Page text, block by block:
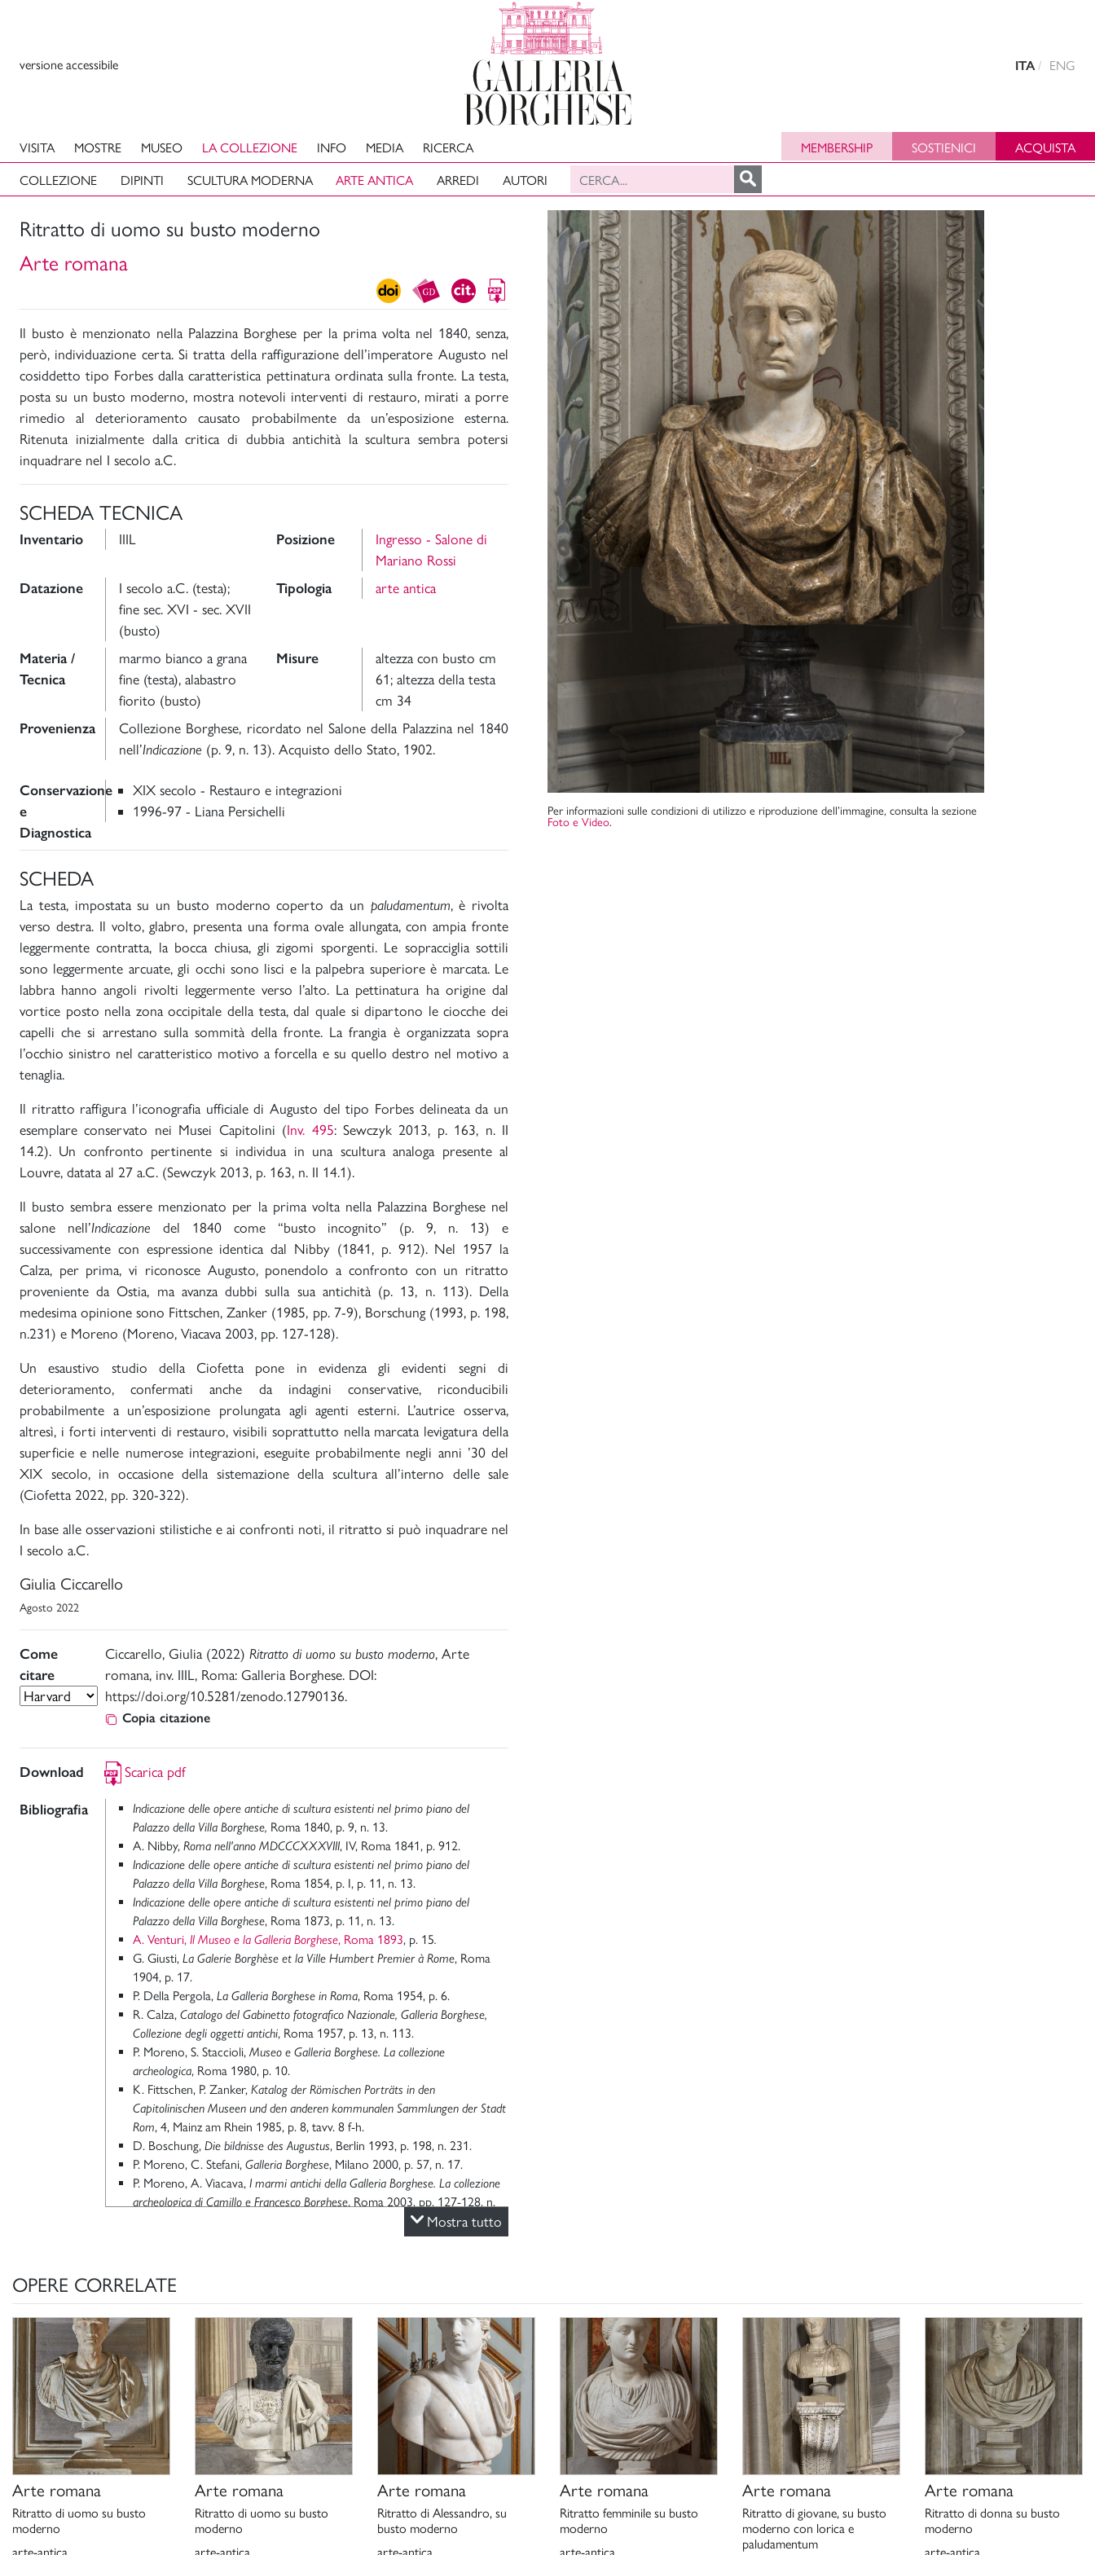
versione accessibile ITA ENG
VISITA MOSTRE MUSEO LA COLLEZIONE
COLLEZIONE DIPINTI SCULTURA MODERNA ARTE ANTICA ARREDI AUTORI
INFO MEDIA RICERCA MEMBERSHIP SOSTIENICI ACQUISTA
Ritratto di uomo su busto moderno
Arte romana
Il busto è menzionato nella Palazzina Borghese per la prima volta nel 1840, senza,
però, individuazione certa. Si tratta della raffigurazione dell’imperatore Augusto nel
cosiddetto tipo Forbes dalla caratteristica pettinatura ordinata sulla fronte. La testa,
posta su un busto moderno, mostra notevoli interventi di restauro, mirati a porre
rimedio al deterioramento causato probabilmente da un’esposizione esterna.
Ritenuta inizialmente dalla critica di dubbia antichità la scultura sembra potersi
inquadrare nel I secolo a.C.
SCHEDA TECNICA
Inventario IIIL Posizione
Ingresso - Salone di
Mariano Rossi
Datazione
I secolo a.C. (testa);
fine sec. XVI - sec. XVII
(busto)
Tipologia arte antica
Materia /
Tecnica
marmo bianco a grana
fine (testa), alabastro
fiorito (busto)
Misure
altezza con busto cm
61; altezza della testa
cm 34
Provenienza
Collezione Borghese, ricordato nel Salone della Palazzina nel 1840
nell’Indicazione (p. 9, n. 13). Acquisto dello Stato, 1902.
Conservazione
e
Diagnostica
XIX secolo - Restauro e integrazioni
1996-97 - Liana Persichelli
SCHEDA
La testa, impostata su un busto moderno coperto da un paludamentum, è rivolta
verso destra. Il volto, glabro, presenta una forma ovale allungata, con ampia fronte
leggermente contratta, la bocca chiusa, gli zigomi sporgenti. Le sopracciglia sottili
sono leggermente arcuate, gli occhi sono lisci e la palpebra superiore è marcata. Le
labbra hanno angoli rivolti leggermente verso l’alto. La pettinatura ha origine dal
vortice posto nella zona occipitale della testa, dal quale si dipartono le ciocche dei
capelli che si arrestano sulla sommità della fronte. La frangia è organizzata sopra
l’occhio sinistro nel caratteristico motivo a forcella e su quello destro nel motivo a
tenaglia.
Il ritratto raffigura l’iconografia ufficiale di Augusto del tipo Forbes delineata da un
esemplare conservato nei Musei Capitolini (Inv. 495: Sewczyk 2013, p. 163, n. II
14.2). Un confronto pertinente si individua in una scultura analoga presente al
Louvre, datata al 27 a.C. (Sewczyk 2013, p. 163, n. II 14.1).
Il busto sembra essere menzionato per la prima volta nella Palazzina Borghese nel
salone nell’Indicazione del 1840 come “busto incognito” (p. 9, n. 13) e
successivamente con espressione identica dal Nibby (1841, p. 912). Nel 1957 la
Calza, per prima, vi riconosce Augusto, ponendolo a confronto con un ritratto
proveniente da Ostia, ma avanza dubbi sulla sua antichità (p. 13, n. 113). Della
medesima opinione sono Fittschen, Zanker (1985, pp. 7-9), Borschung (1993, p. 198,
n.231) e Moreno (Moreno, Viacava 2003, pp. 127-128).
Un esaustivo studio della Ciofetta pone in evidenza gli evidenti segni di
deterioramento, confermati anche da indagini conservative, riconducibili
probabilmente a un’esposizione prolungata agli agenti esterni. L’autrice osserva,
altresì, i forti interventi di restauro, visibili soprattutto nella marcata levigatura della
superficie e nelle numerose integrazioni, eseguite probabilmente negli anni ’30 del
XIX secolo, in occasione della sistemazione della scultura all’interno delle sale
(Ciofetta 2022, pp. 320-322).
In base alle osservazioni stilistiche e ai confronti noti, il ritratto si può inquadrare nel
I secolo a.C.
Giulia Ciccarello
Agosto 2022
Come
citare
Ciccarello, Giulia (2022) Ritratto di uomo su busto moderno, Arte
romana, inv. IIIL, Roma: Galleria Borghese. DOI:
https://doi.org/10.5281/zenodo.12790136.
Copia citazione
Download Scarica pdf
Bibliografia
Indicazione delle opere antiche di scultura esistenti nel primo piano del
Palazzo della Villa Borghese, Roma 1840, p. 9, n. 13.
A. Nibby, Roma nell'anno MDCCCXXXVIII, IV, Roma 1841, p. 912.
Indicazione delle opere antiche di scultura esistenti nel primo piano del
Palazzo della Villa Borghese, Roma 1854, p. I, p. 11, n. 13.
Indicazione delle opere antiche di scultura esistenti nel primo piano del
Palazzo della Villa Borghese, Roma 1873, p. 11, n. 13.
A. Venturi, Il Museo e la Galleria Borghese, Roma 1893, p. 15.
G. Giusti, La Galerie Borghèse et la Ville Humbert Premier à Rome, Roma
1904, p. 17.
P. Della Pergola, La Galleria Borghese in Roma, Roma 1954, p. 6.
R. Calza, Catalogo del Gabinetto fotografico Nazionale, Galleria Borghese,
Collezione degli oggetti antichi, Roma 1957, p. 13, n. 113.
P. Moreno, S. Staccioli, Museo e Galleria Borghese. La collezione
archeologica, Roma 1980, p. 10.
K. Fittschen, P. Zanker, Katalog der Römischen Porträts in den
Capitolinischen Museen und den anderen kommunalen Sammlungen der Stadt
Rom, 4, Mainz am Rhein 1985, p. 8, tavv. 8 f-h.
D. Boschung, Die bildnisse des Augustus, Berlin 1993, p. 198, n. 231.
P. Moreno, C. Stefani, Galleria Borghese, Milano 2000, p. 57, n. 17.
P. Moreno, A. Viacava, I marmi antichi della Galleria Borghese. La collezione
archeologica di Camillo e Francesco Borghese, Roma 2003, pp. 127-128, n.
, in “Augusto”, Milano
S. Ciofetta, cat. A. 12, in “Galleria Borghese. Catalogo Generale. I.
Scultura moderna”, a cura di A. Coliva, Roma 2022, pp. 320-322.
Scheda di catalogo 12/99000468, G. Ciccarello 2020.
Mostra tutto
Per informazioni sulle condizioni di utilizzo e riproduzione dell’immagine, consulta la sezione
Foto e Video.
OPERE CORRELATE
Arte romana
Ritratto di uomo su busto
moderno
Arte romana
Ritratto di uomo su busto
moderno
Arte romana
Ritratto di Alessandro, su
busto moderno
Arte romana
Ritratto femminile su busto
moderno
Arte romana
Ritratto di giovane, su busto
moderno con lorica e
paludamentum
Arte romana
Ritratto di donna su busto
moderno